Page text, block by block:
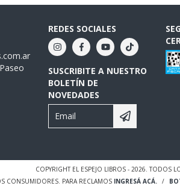
REDES SOCIALES
SUSCRIBITE A NUESTRO
BOLETÍN DE
NOVEDADES
COPYRIGHT EL ESPEJO LIBROS - 2026. TODOS
CONSUMIDORES. PARA RECLAMOS INGRESÁ ACÁ. /